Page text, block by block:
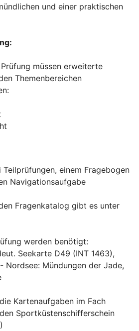
und einer praktischen
müssen erweiterte
Themenbereichen
einem Fragebogen
Navigationsaufgabe
Fragenkatalog gibt es unter
werden benötigt:
Seekarte D49 (INT 1463),
Nordsee: Mündungen der Jade,
Kartenaufgaben im Fach
Sportküstenschifferschein